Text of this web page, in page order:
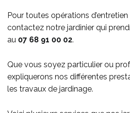
Pour toutes opérations
contactez notre jardinier qui
au 07 68 91 00 02.
Que vous soyez particulier ou
expliquerons nos différentes
les travaux de jardinage.